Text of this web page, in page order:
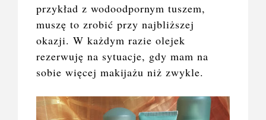
przykład z wodoodpornym tuszem,
muszę to zrobić przy najbliższej
okazji. W każdym razie olejek
rezerwuję na sytuacje, gdy mam na
sobie więcej makijażu niż zwykle.